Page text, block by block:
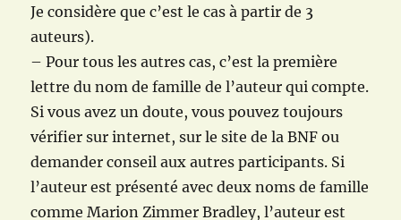
Je considère que c’est le cas à partir de 3
auteurs).
– Pour tous les autres cas, c’est la première
lettre du nom de famille de l’auteur qui compte.
Si vous avez un doute, vous pouvez toujours
vérifier sur internet, sur le site de la BNF ou
demander conseil aux autres participants. Si
l’auteur est présenté avec deux noms de famille
comme Marion Zimmer Bradley, l’auteur est